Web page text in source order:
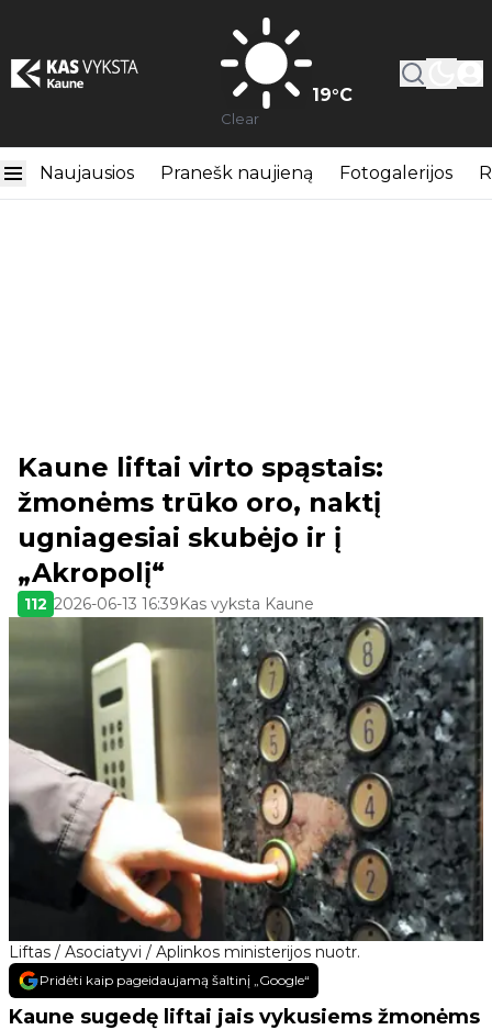
19°C
Clear
Naujausios Pranešk naujieną Fotogalerijos
Liftas / Asociatyvi / Aplinkos ministerijos nuotr.
Kaune liftai virto spąstais:
žmonėms trūko oro, naktį
ugniagesiai skubėjo ir į
„Akropolį“
112 2026-06-13 16:39Kas vyksta Kaune
Pridėti kaip pageidaujamą šaltinį „Google“
Kaune sugedę liftai jais vykusiems žmonėms